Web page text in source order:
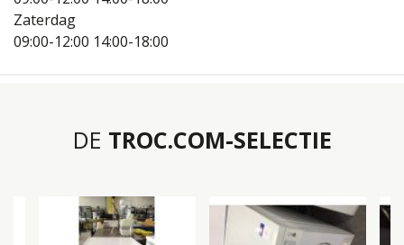
Zaterdag
09:00-12:00 14:00-18:00
DE TROC.COM-SELECTIE